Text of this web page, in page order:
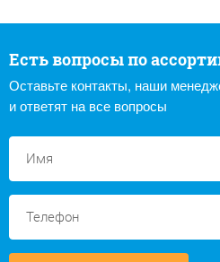
Есть вопросы по
Оставьте контакты, наши
и ответят на все вопросы